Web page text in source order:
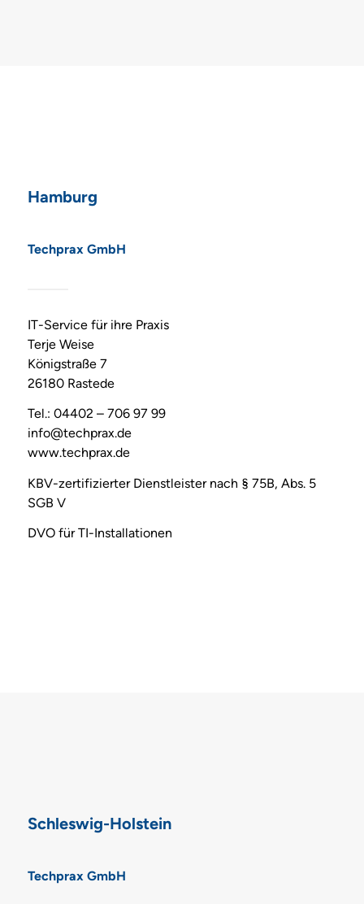
Hamburg
Techprax GmbH
IT-Service für ihre Praxis
Terje Weise
Königstraße 7
26180 Rastede
Tel.: 04402 – 706 97 99
info@techprax.de
www.techprax.de
KBV-zertifizierter Dienstleister nach § 75B, Abs. 5
SGB V
DVO für TI-Installationen
Schleswig-Holstein
Techprax GmbH